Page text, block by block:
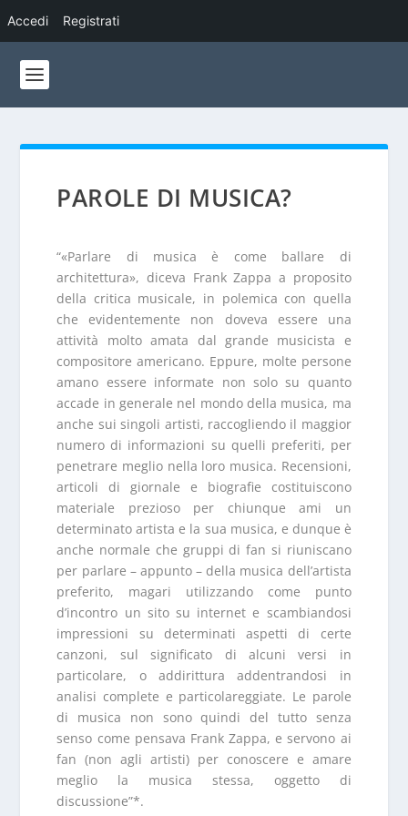
PAROLE DI MUSICA?
“«Parlare di musica è come ballare di
architettura», diceva Frank Zappa a proposito
della critica musicale, in polemica con quella
che evidentemente non doveva essere una
attività molto amata dal grande musicista e
compositore americano. Eppure, molte persone
amano essere informate non solo su quanto
accade in generale nel mondo della musica, ma
anche sui singoli artisti, raccogliendo il maggior
numero di informazioni su quelli preferiti, per
penetrare meglio nella loro musica. Recensioni,
articoli di giornale e biografie costituiscono
materiale prezioso per chiunque ami un
determinato artista e la sua musica, e dunque è
anche normale che gruppi di fan si riuniscano
per parlare – appunto – della musica dell’artista
preferito, magari utilizzando come punto
d’incontro un sito su internet e scambiandosi
impressioni su determinati aspetti di certe
canzoni, sul significato di alcuni versi in
particolare, o addirittura addentrandosi in
analisi complete e particolareggiate. Le parole
di musica non sono quindi del tutto senza
senso come pensava Frank Zappa, e servono ai
fan (non agli artisti) per conoscere e amare
meglio la musica stessa, oggetto di
discussione”*.
Accedi Registrati